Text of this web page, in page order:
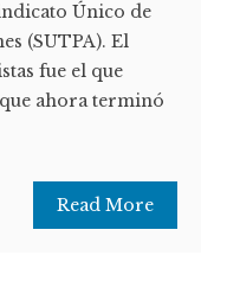
Único de
(SUTPA). El
fue el que
ahora terminó
Read More